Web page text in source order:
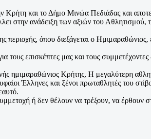
Κρήτη και το Δήμο Μινώα Πεδιάδας και
στην ανάδειξη των αξιών του Αθλητισμού,
όπου διεξάγεται ο
επισκέπτες μας και τους
ημιμαραθώνιος Κρήτης, Η μεγαλύτερη
Έλληνες και ξένοι πρωταθλητές του
ή δεν θέλουν να τρέξουν, να